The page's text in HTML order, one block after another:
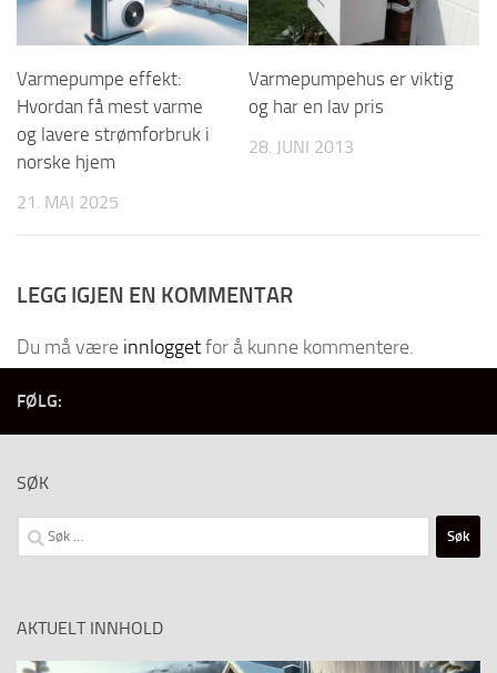
Varmepumpe effekt:
Hvordan få mest varme
og lavere strømforbruk i
norske hjem
21. MAI 2025
Varmepumpehus er viktig
og har en lav pris
28. JUNI 2013
LEGG IGJEN EN KOMMENTAR
Du må være innloggetfor å kunne kommentere.
FØLG:
SØK
Søk
etter:
AKTUELT INNHOLD